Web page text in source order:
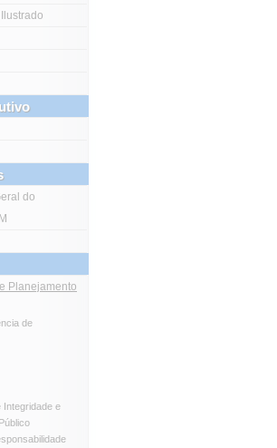
do
Planejamento
de
Integridade e